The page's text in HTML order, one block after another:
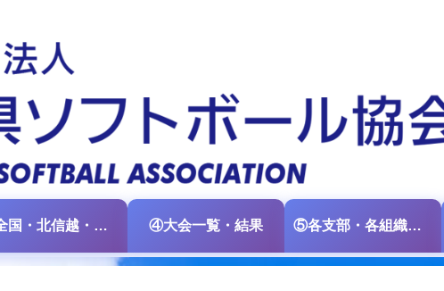
③全国・北信越・中日本大会情報 ④大会一覧・結果 ⑤各支部・各組織の掲示板